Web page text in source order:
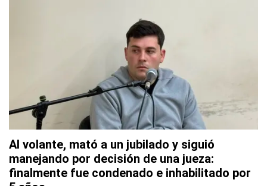
Al volante, mató a un jubilado y siguió
manejando por decisión de una jueza:
finalmente fue condenado e inhabilitado por